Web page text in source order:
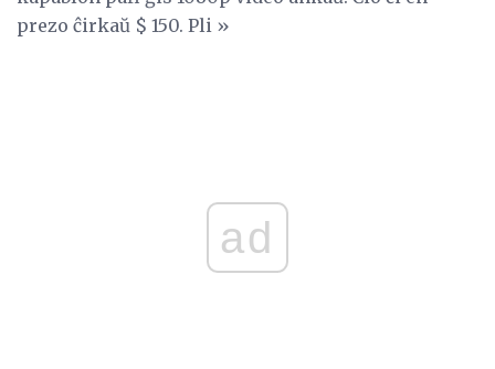
prezo ĉirkaŭ $ 150. Pli »
ad